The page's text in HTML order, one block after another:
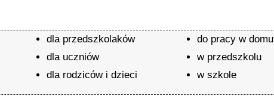
dla przedszkolaków
dla uczniów
dla rodziców i dzieci
do pracy w domu
w przedszkolu
w szkole